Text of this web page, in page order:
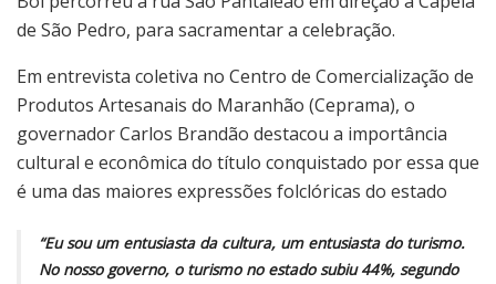
de São Pedro, para sacramentar a celebração.
Em entrevista coletiva no Centro de Comercialização de
Produtos Artesanais do Maranhão (Ceprama), o
governador Carlos Brandão destacou a importância
cultural e econômica do título conquistado por essa que
é uma das maiores expressões folclóricas do estado
“Eu sou um entusiasta da cultura, um entusiasta do turismo.
No nosso governo, o turismo no estado subiu 44%, segundo